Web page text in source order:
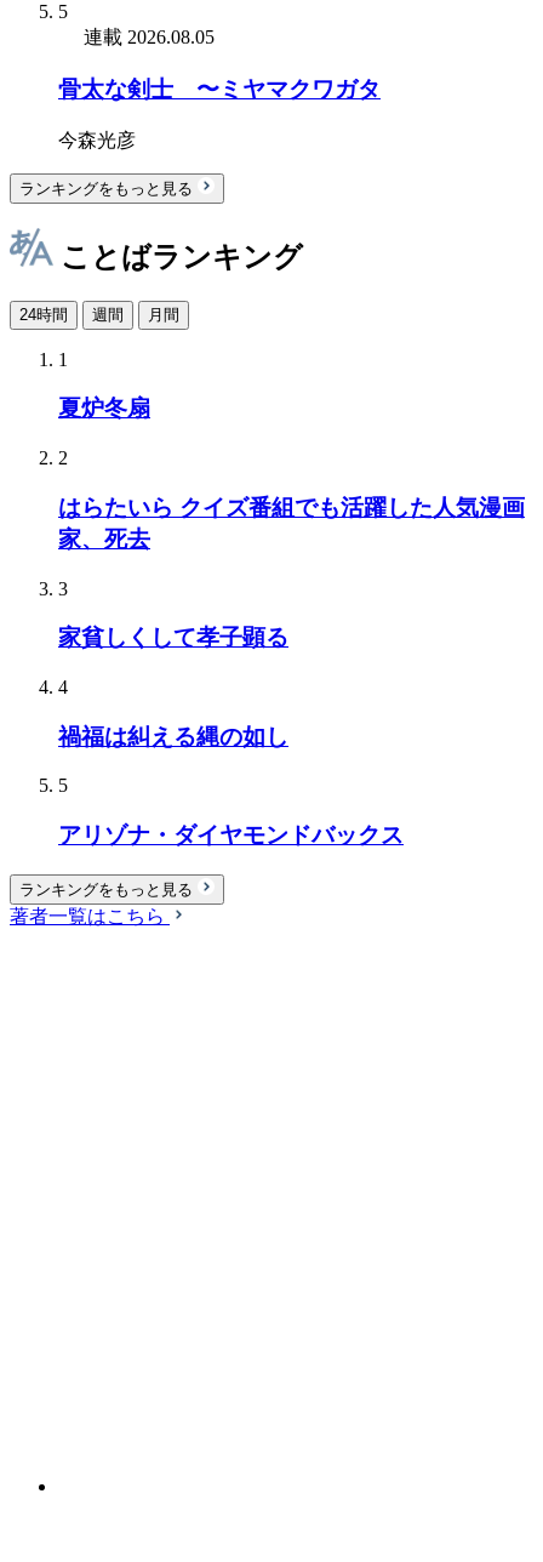
5
連載 2026.08.05
骨太な剣士 〜ミヤマクワガタ
今森光彦
ランキングをもっと見る
ことばランキング
24時間 週間 月間
1
夏炉冬扇
2
はらたいら クイズ番組でも活躍した人気漫画
家、死去
3
家貧しくして孝子顕る
4
禍福は糾える縄の如し
5
アリゾナ・ダイヤモンドバックス
ランキングをもっと見る
著者一覧はこちら